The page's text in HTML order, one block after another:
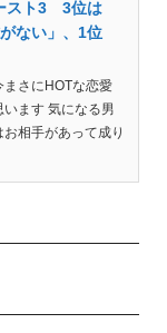
スト3 3位は
ない」、1位
まさにHOTな恋愛
ます 気になる男
相手があって成り